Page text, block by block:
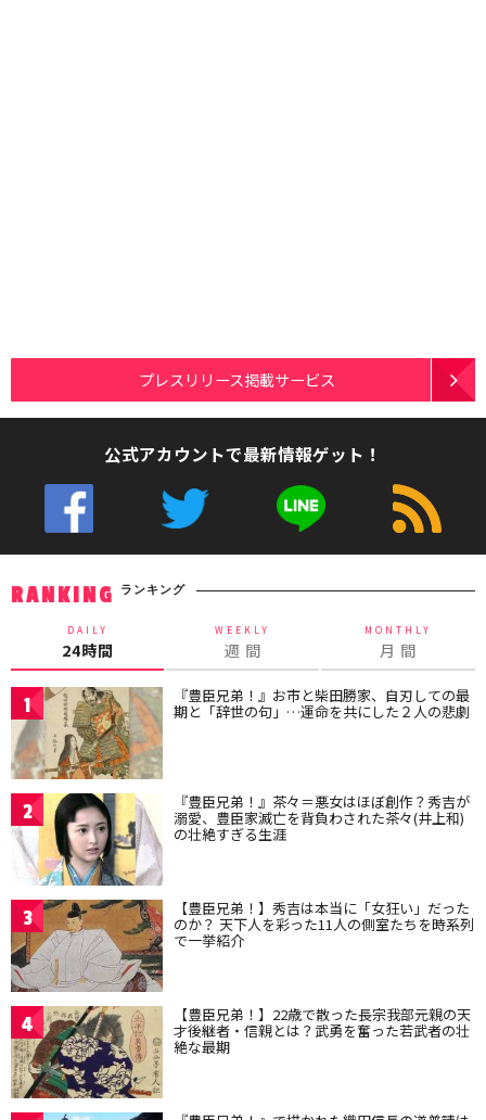
プレスリリース掲載サービス
公式アカウントで最新情報ゲット！
RANKING ランキング
DAILY
24時間
WEEKLY
週 間
MONTHLY
月 間
1 『豊臣兄弟！』お市と柴田勝家、自刃しての最
期と「辞世の句」…運命を共にした２人の悲劇
2 『豊臣兄弟！』茶々＝悪女はほぼ創作？秀吉が
溺愛、豊臣家滅亡を背負わされた茶々(井上和)
の壮絶すぎる生涯
3 【豊臣兄弟！】秀吉は本当に「女狂い」だった
のか？ 天下人を彩った11人の側室たちを時系列
で一挙紹介
4 【豊臣兄弟！】22歳で散った長宗我部元親の天
才後継者・信親とは？武勇を奮った若武者の壮
絶な最期